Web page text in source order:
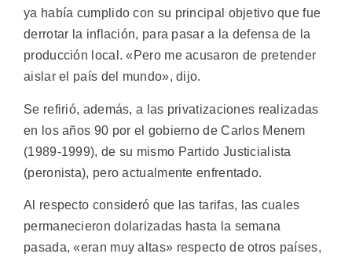
ya había cumplido con su principal objetivo que fue
derrotar la inflación, para pasar a la defensa de la
producción local. «Pero me acusaron de pretender
aislar el país del mundo», dijo.
Se refirió, además, a las privatizaciones realizadas
en los años 90 por el gobierno de Carlos Menem
(1989-1999), de su mismo Partido Justicialista
(peronista), pero actualmente enfrentado.
Al respecto consideró que las tarifas, las cuales
permanecieron dolarizadas hasta la semana
pasada, «eran muy altas» respecto de otros países,